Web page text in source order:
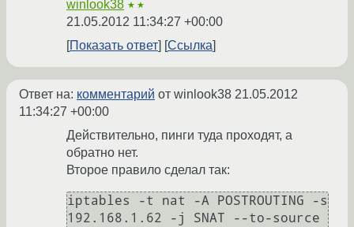
winlook38 ★★
21.05.2012 11:34:27 +00:00
Показать ответ
Ссылка
Ответ на: комментарий от winlook38 21.05.2012
11:34:27 +00:00
Действительно, пинги туда проходят, а
обратно нет.
Второе правило сделал так:
iptables -t nat -A POSTROUTING -s
192.168.1.62 -j SNAT --to-source